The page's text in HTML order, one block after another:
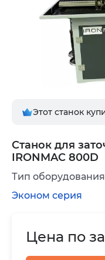
Станок для
IRONMAC 800D
Этот станок
Цена по
Тип
Эконом серия